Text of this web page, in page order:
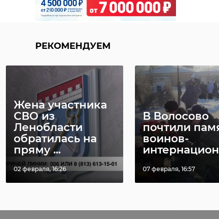
РЕКОМЕНДУЕМ
Жена участника
СВО из
Ленобласти
обратилась на
пряму ...
02 февраля, 16:26
В Волосово
почтили
воинов-
07 февраля, 16:57
собравшимися зачитали
обращение президента Владимира
ветераны и герои современности
через концлагеря и в 13 лет
вставший в строй "Катюш".
Фото: Анастасия
Илюшина\47channel
волонтеры победы
парад победы